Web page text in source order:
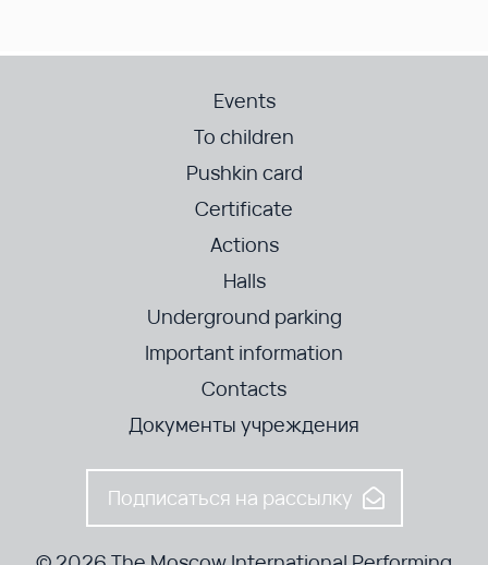
Events
To children
Pushkin card
Certificate
Actions
Halls
Underground parking
Important information
Contacts
Документы учреждения
Подписаться на рассылку